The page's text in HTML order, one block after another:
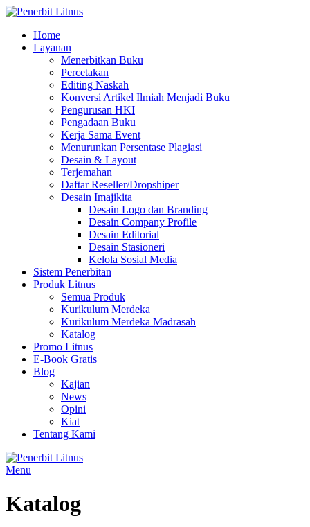
Home
Layanan
Menerbitkan Buku
Percetakan
Editing Naskah
Konversi Artikel Ilmiah Menjadi Buku
Pengurusan HKI
Pengadaan Buku
Kerja Sama Event
Menurunkan Persentase Plagiasi
Desain & Layout
Terjemahan
Daftar Reseller/Dropshiper
Desain Imajikita
Desain Logo dan Branding
Desain Company Profile
Desain Editorial
Desain Stasioneri
Kelola Sosial Media
Sistem Penerbitan
Produk Litnus
Semua Produk
Kurikulum Merdeka
Kurikulum Merdeka Madrasah
Katalog
Promo Litnus
E-Book Gratis
Blog
Kajian
News
Opini
Kiat
Tentang Kami
Menu
Katalog